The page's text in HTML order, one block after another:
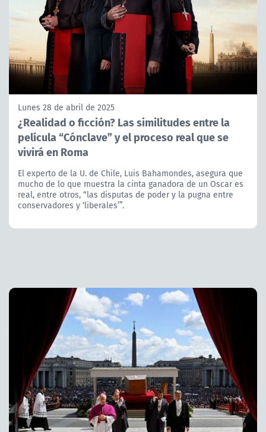
Lunes 28 de abril de 2025
¿Realidad o ficción? Las similitudes entre la
película “Cónclave” y el proceso real que se
vivirá en Roma
El experto de la U. de Chile, Luis Bahamondes, asegura que
mucho de lo que muestra la cinta ganadora de un Oscar es
real, entre otros, “las disputas de poder y la pugna entre
conservadores y ‘liberales’”.